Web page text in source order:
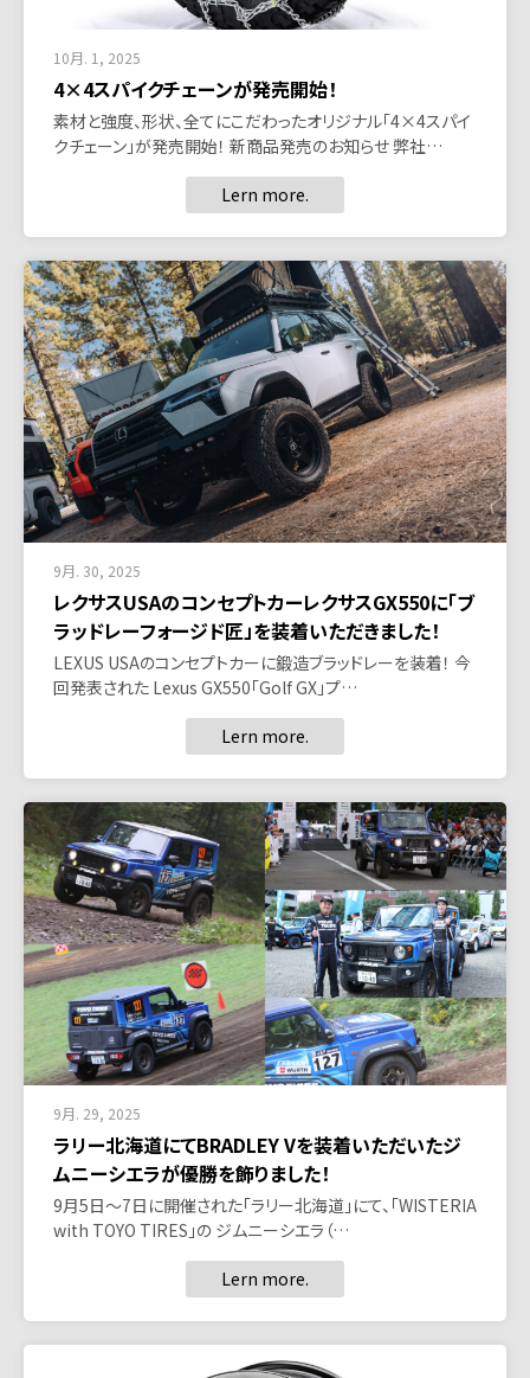
10月. 1, 2025
4×4スパイクチェーンが発売開始！
素材と強度、形状、全てにこだわったオリジナル「4×4スパイ
クチェーン」が発売開始！ 新商品発売のお知らせ 弊社…
Lern more.
9月. 30, 2025
レクサスUSAのコンセプトカーレクサスGX550に「ブ
ラッドレーフォージド匠」を装着いただきました！
LEXUS USAのコンセプトカーに鍛造ブラッドレーを装着！ 今
回発表された Lexus GX550「Golf GX」プ…
Lern more.
9月. 29, 2025
ラリー北海道にてBRADLEY Vを装着いただいたジ
ムニーシエラが優勝を飾りました！
9月5日～7日に開催された「ラリー北海道」にて、「WISTERIA
with TOYO TIRES」の ジムニーシエラ（…
Lern more.